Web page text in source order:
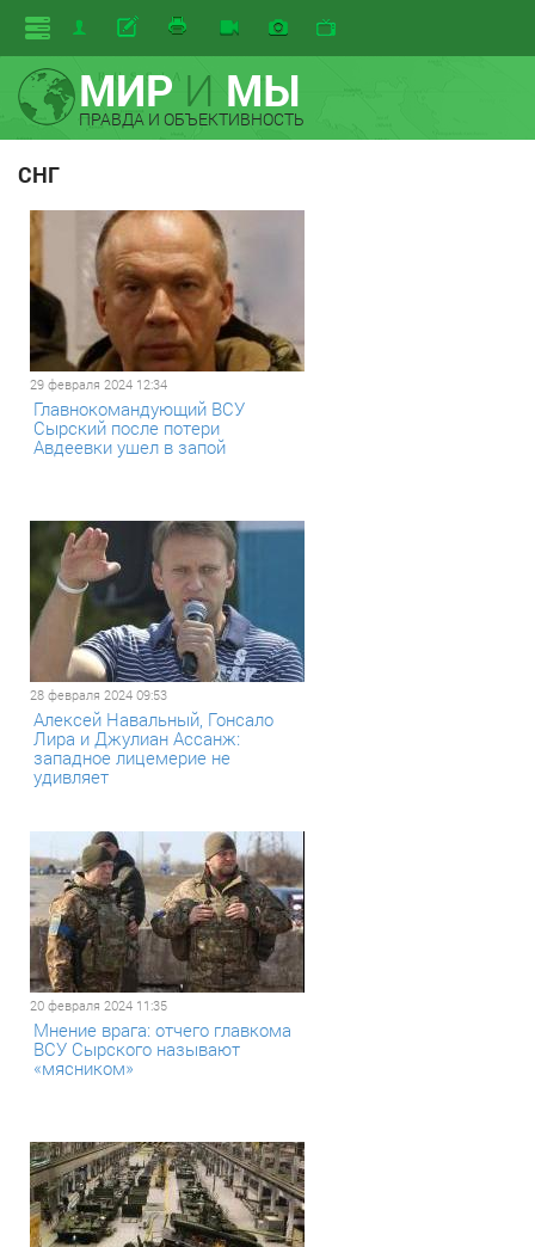
МИРИ МЫ
ПРАВДА И ОБЪЕКТИВНОСТЬ
СНГ
29 февраля 2024 12:34
Главнокомандующий ВСУ
Сырский после потери
Авдеевки ушел в запой
28 февраля 2024 09:53
Алексей Навальный, Гонсало
Лира и Джулиан Ассанж:
западное лицемерие не
удивляет
20 февраля 2024 11:35
Мнение врага: отчего главкома
ВСУ Сырского называют
«мясником»